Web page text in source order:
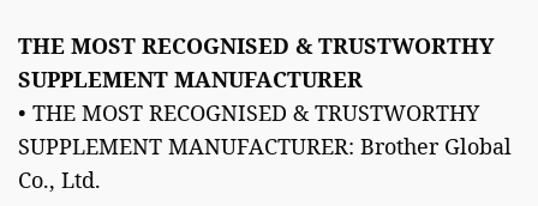
THE MOST RECOGNISED & TRUSTWORTHY
SUPPLEMENT MANUFACTURER
• THE MOST RECOGNISED & TRUSTWORTHY
SUPPLEMENT MANUFACTURER: Brother Global
Co., Ltd.